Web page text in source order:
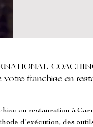
votre franchise en
en restauration à
d’exécution, des